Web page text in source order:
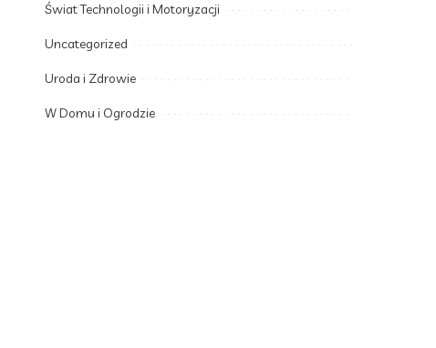
Świat Technologii i Motoryzacji
Uncategorized
Uroda i Zdrowie
W Domu i Ogrodzie